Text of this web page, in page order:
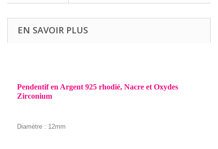
EN SAVOIR PLUS
Pendentif en Argent 925 rhodié, Nacre et Oxydes
Zirconium
Diamètre : 12mm